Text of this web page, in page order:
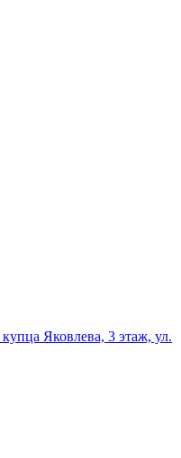
Яковлева, 3 этаж, ул.